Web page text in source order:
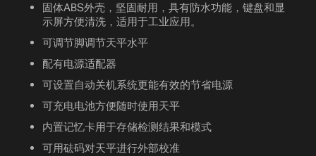
固体ABS外壳，坚固耐用，具有防水功能，键盘和显
示屏方便清洗，适用于工业应用。
可调节脚调节天平水平
配有电源适配器
可设置自动关机系统更能有效的节省电源
可充电电池方便随时使用天平
内置记忆卡用于存储检测结果和模式
可用砝码对天平进行外部校准